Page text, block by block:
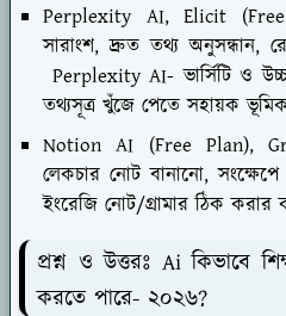
Perplexity AI, Elicit
সারাংশ, দ্রুত তথ্য অনুসন্ধান,
Perplexity AI- ভার্সিটি ও
তথ্যসূত্র খুঁজে পেতে সহায়ক
Notion AI (Free Plan),
লেকচার নোট বানানো,
ইংরেজি নোট/গ্রামার ঠিক
প্রশ্ন ও উত্তরঃ Ai কিভাবে
করতে পারে- ২০২৬?